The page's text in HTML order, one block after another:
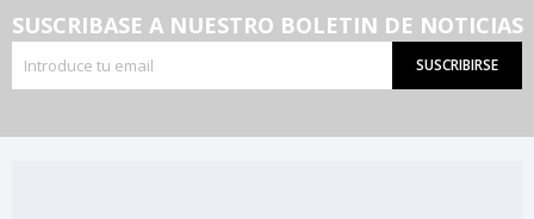
SUSCRIBASE A NUESTRO BOLETIN DE NOTICIAS
SUSCRIBIRSE